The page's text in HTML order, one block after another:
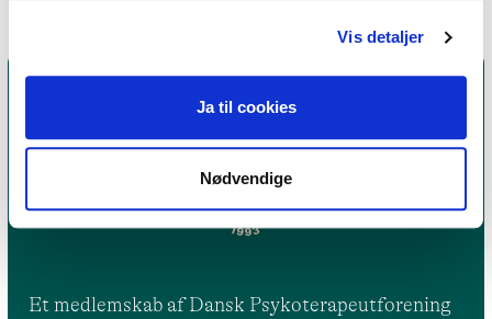
Vis detaljer
Ja til cookies
Nødvendige
Et medlemskab af Dansk Psykoterapeutforening